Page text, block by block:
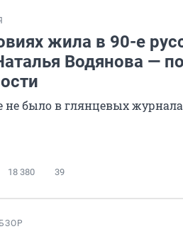
жила в 90-е
Водянова —
не было в глянцевых
18 380 39